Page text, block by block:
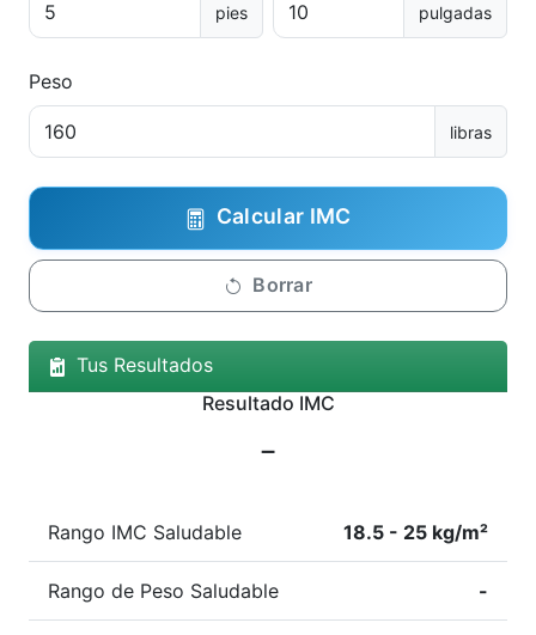
pies pulgadas
Peso
libras
Calcular IMC
Borrar
Tus Resultados
Resultado IMC
-
Rango IMC Saludable 18.5 - 25 kg/m²
Rango de Peso Saludable -